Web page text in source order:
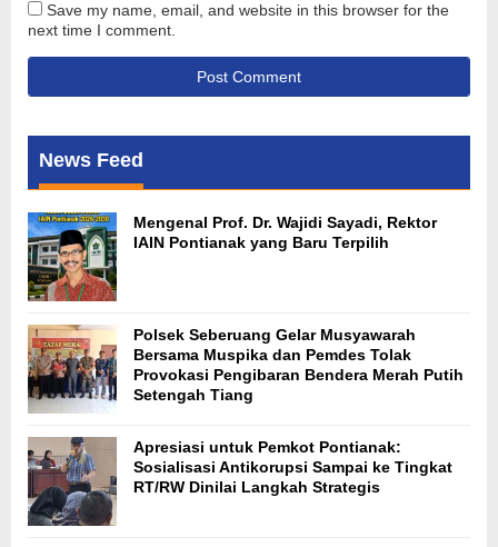
Save my name, email, and website in this browser for the
next time I comment.
News Feed
Mengenal Prof. Dr. Wajidi Sayadi, Rektor
IAIN Pontianak yang Baru Terpilih
Polsek Seberuang Gelar Musyawarah
Bersama Muspika dan Pemdes Tolak
Provokasi Pengibaran Bendera Merah Putih
Setengah Tiang
Apresiasi untuk Pemkot Pontianak:
Sosialisasi Antikorupsi Sampai ke Tingkat
RT/RW Dinilai Langkah Strategis